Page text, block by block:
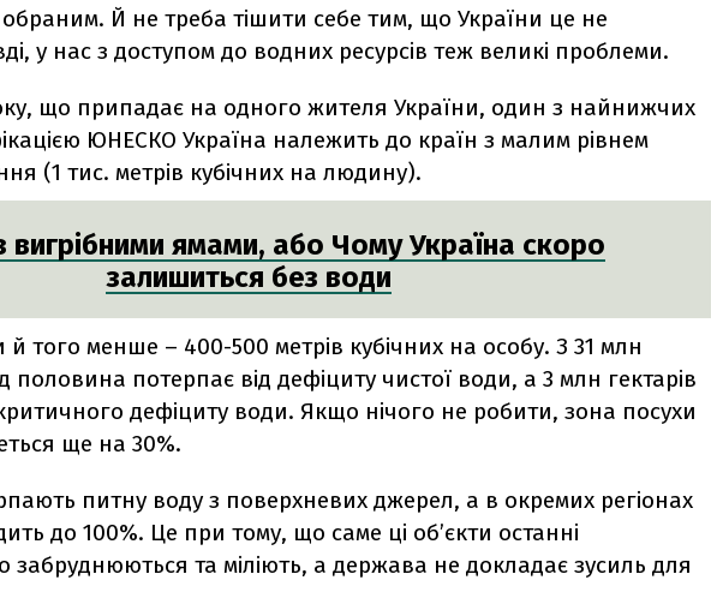
Й не треба тішити себе тим, що України це не
у нас з доступом до водних ресурсів теж великі проблеми.
що припадає на одного жителя України, один з найнижчих
ЮНЕСКО Україна належить до країн з малим рівнем
(1 тис. метрів кубічних на людину).
вигрібними ямами, або Чому Україна скоро
залишиться без води
й того менше – 400-500 метрів кубічних на особу. З 31 млн
половина потерпає від дефіциту чистої води, а 3 млн гектарів
дефіциту води. Якщо нічого не робити, зона посухи
ще на 30%.
питну воду з поверхневих джерел, а в окремих регіонах
до 100%. Це при тому, що саме ці об’єкти останні
забруднюються та міліють, а держава не докладає зусиль для